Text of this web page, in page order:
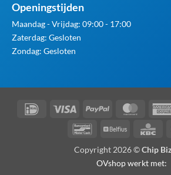
Openingstijden
Maandag - Vrijdag: 09:00 - 17:00
Zaterdag: Gesloten
Zondag: Gesloten
IDeal Visa PayPal
BancontactBelfius
Copyright 2026 ©Chip
OVshop werkt met: